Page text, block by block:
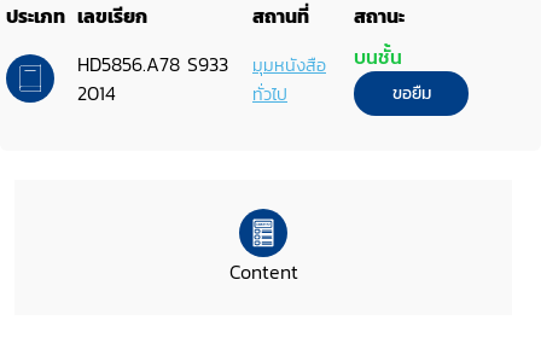
ประเภท เลขเรียก สถานที่
สถานะ
HD5856.A78 S933
2014
มุมหนังสือ
ทั่วไป
บนชั้น
ขอยืม
Content